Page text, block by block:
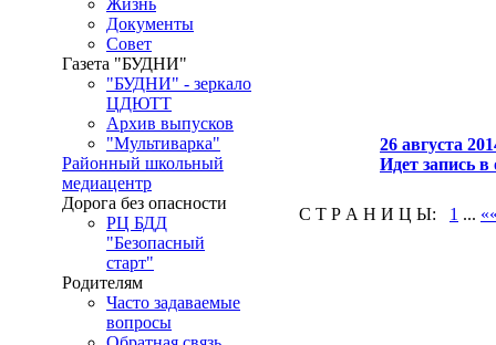
Жизнь
Документы
Совет
Газета "БУДНИ"
"БУДНИ" - зеркало
ЦДЮТТ
Архив выпусков
"Мультиварка"
Районный школьный
медиацентр
Дорога без опасности
РЦ БДД
"Безопасный
старт"
Родителям
Часто задаваемые
вопросы
26 августа
Идет запись в
С Т Р А Н И Ц Ы: 1 ...